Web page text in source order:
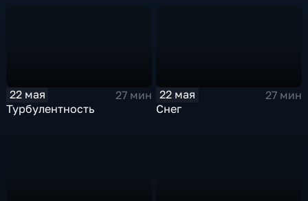
22 мая
27 мин
Турбулентность
22 мая
27 мин
Снег